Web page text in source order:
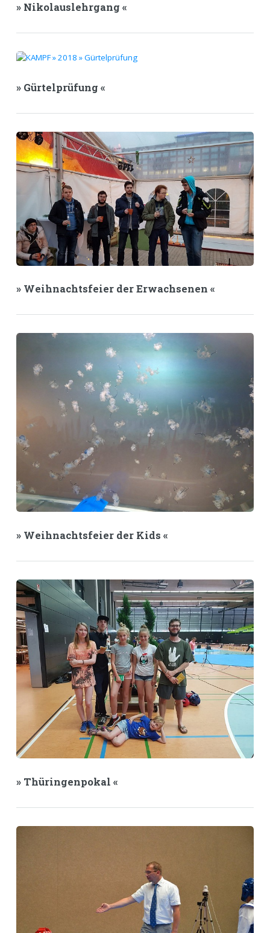
» Nikolauslehrgang «
» Gürtelprüfung «
» Weihnachtsfeier der Erwachsenen «
» Weihnachtsfeier der Kids «
» Thüringenpokal «